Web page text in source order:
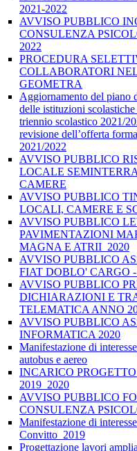
2021-2022
AVVISO PUBBLICO
CONSULENZA
2022
PROCEDURA
COLLABORATORI
GEOMETRA
Aggiornamento del piano
delle istituzioni
triennio scolastico 2021/
revisione dell’offerta
2021/2022
AVVISO PUBBLICO
LOCALE
CAMERE
AVVISO PUBBLICO
LOCALI, CAMERE E
AVVISO PUBBLICO
PAVIMENTAZIONI
MAGNA E ATRII_2020
AVVISO PUBBLICO
FIAT DOBLO' CARGO
AVVISO PUBBLICO
DICHIARAZIONI E
TELEMATICA ANNO
AVVISO PUBBLICO
INFORMATICA 2020
Manifestazione di
autobus e aereo
INCARICO
2019_2020
AVVISO PUBBLICO
CONSULENZA
Manifestazione di
Convitto_2019
Progettazione lavori